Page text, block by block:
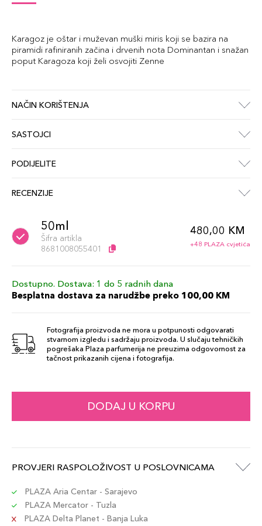
Karagoz je oštar i muževan muški miris koji se bazira na
piramidi rafiniranih začina i drvenih nota Dominantan i snažan
poput Karagoza koji želi osvojiti Zenne
NAČIN KORIŠTENJA
SASTOJCI
PODIJELITE
RECENZIJE
50ml
Šifra artikla
8681008055401
480,00 KM
+48 PLAZA cvjetića
Dostupno. Dostava: 1 do 5 radnih dana
Besplatna dostava za narudžbe preko 100,00 KM
Fotografija proizvoda ne mora u potpunosti odgovarati
stvarnom izgledu i sadržaju proizvoda. U slučaju tehničkih
pogrešaka Plaza parfumerija ne preuzima odgovornost za
tačnost prikazanih cijena i fotografija.
DODAJ U KORPU
PROVJERI RASPOLOŽIVOST U POSLOVNICAMA
PLAZA Aria Centar - Sarajevo
PLAZA Mercator - Tuzla
PLAZA Delta Planet - Banja Luka